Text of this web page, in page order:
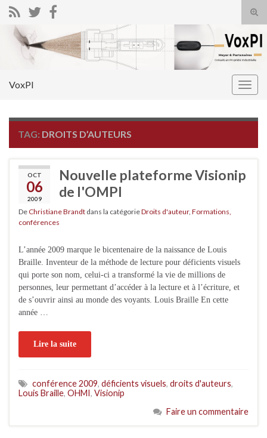
Search for:
VoxPI
TAG: DROITS D’AUTEURS
OCT
06
2009
Nouvelle plateforme Visionip
de l'OMPI
De Christiane Brandt dans la catégorieDroits d'auteur, Formations,
conférences
L’année 2009 marque le bicentenaire de la naissance de Louis
Braille. Inventeur de la méthode de lecture pour déficients visuels
qui porte son nom, celui-ci a transformé la vie de millions de
personnes, leur permettant d’accéder à la lecture et à l’écriture, et
de s’ouvrir ainsi au monde des voyants. Louis Braille En cette
année …
Lire la suite
conférence 2009, déficients visuels, droits d'auteurs,
Louis Braille, OHMI, Visionip
Faire un commentaire